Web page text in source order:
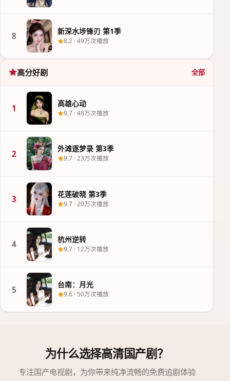
8 新深水埗锋刃 第1季
8.2 ·49万次播放
高分好剧 全部
1 高雄心动
9.7 ·48万次播放
2 外滩逐梦录 第3季
9.7 ·23万次播放
3 花莲破晓 第3季
9.7 · 20万次播放
4 杭州逆转
9.7 · 12万次播放
5 台南：月光
9.6 · 50万次播放
为什么选择高清国产剧？
专注国产电视剧，为你带来纯净流畅的免费追剧体验